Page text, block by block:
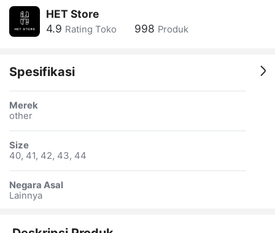
HET Store
4.9 Rating Toko 998 Produk
Spesifikasi
Merek
other
Size
40, 41, 42, 43, 44
Negara Asal
Lainnya